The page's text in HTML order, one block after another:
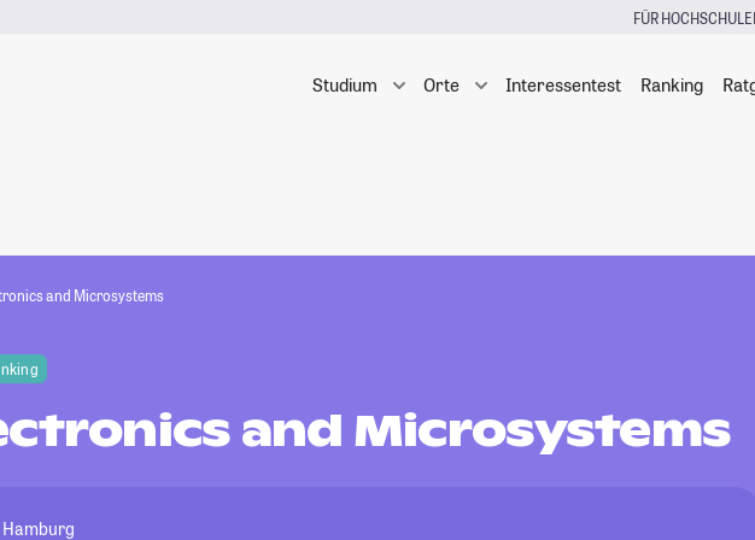
FÜR
Studium Orte Interessentest Ranking
and Microsystems
and Microsystems